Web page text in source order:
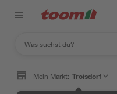
Mein Markt: Troisdorf